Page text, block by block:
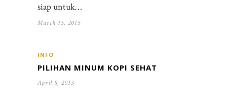
siap untuk…
March 15, 2015
INFO
PILIHAN MINUM KOPI SEHAT
April 8, 2013